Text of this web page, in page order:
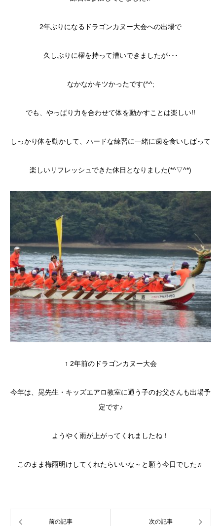
2年ぶりになるドラゴンカヌー大会への出場で
久しぶりに櫂を持って漕いできましたが･･･
なかなかキツかったです(^^;
でも、やっぱり力を合わせて体を動かすことは楽しい!!
しっかり体を動かして、ハードな練習に一緒に歯を食いしばって
楽しいリフレッシュできた休日となりました(*^▽^*)
↑ 2年前のドラゴンカヌー大会
今年は、晃先生・キッズエアロ教室に通う子のお父さんも出場予
定です♪
ようやく雨が上がってくれましたね！
このまま梅雨明けしてくれたらいいな～と願う今日でした♬
前の記事 次の記事